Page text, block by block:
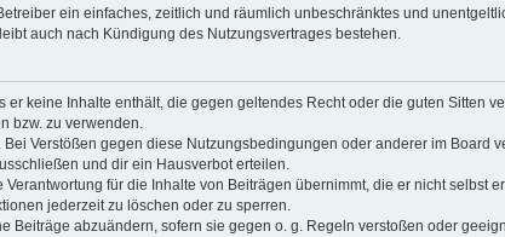
ein einfaches, zeitlich und räumlich unbeschränktes und
auch nach Kündigung des Nutzungsvertrages bestehen.
er keine Inhalte enthält, die gegen geltendes Recht oder die guten Sitten
bzw. zu verwenden.
Verstößen gegen diese Nutzungsbedingungen oder anderer im
und dir ein Hausverbot erteilen.
für die Inhalte von Beiträgen übernimmt, die er nicht selbst
jederzeit zu löschen oder zu sperren.
Beiträge abzuändern, sofern sie gegen o. g. Regeln verstoßen oder